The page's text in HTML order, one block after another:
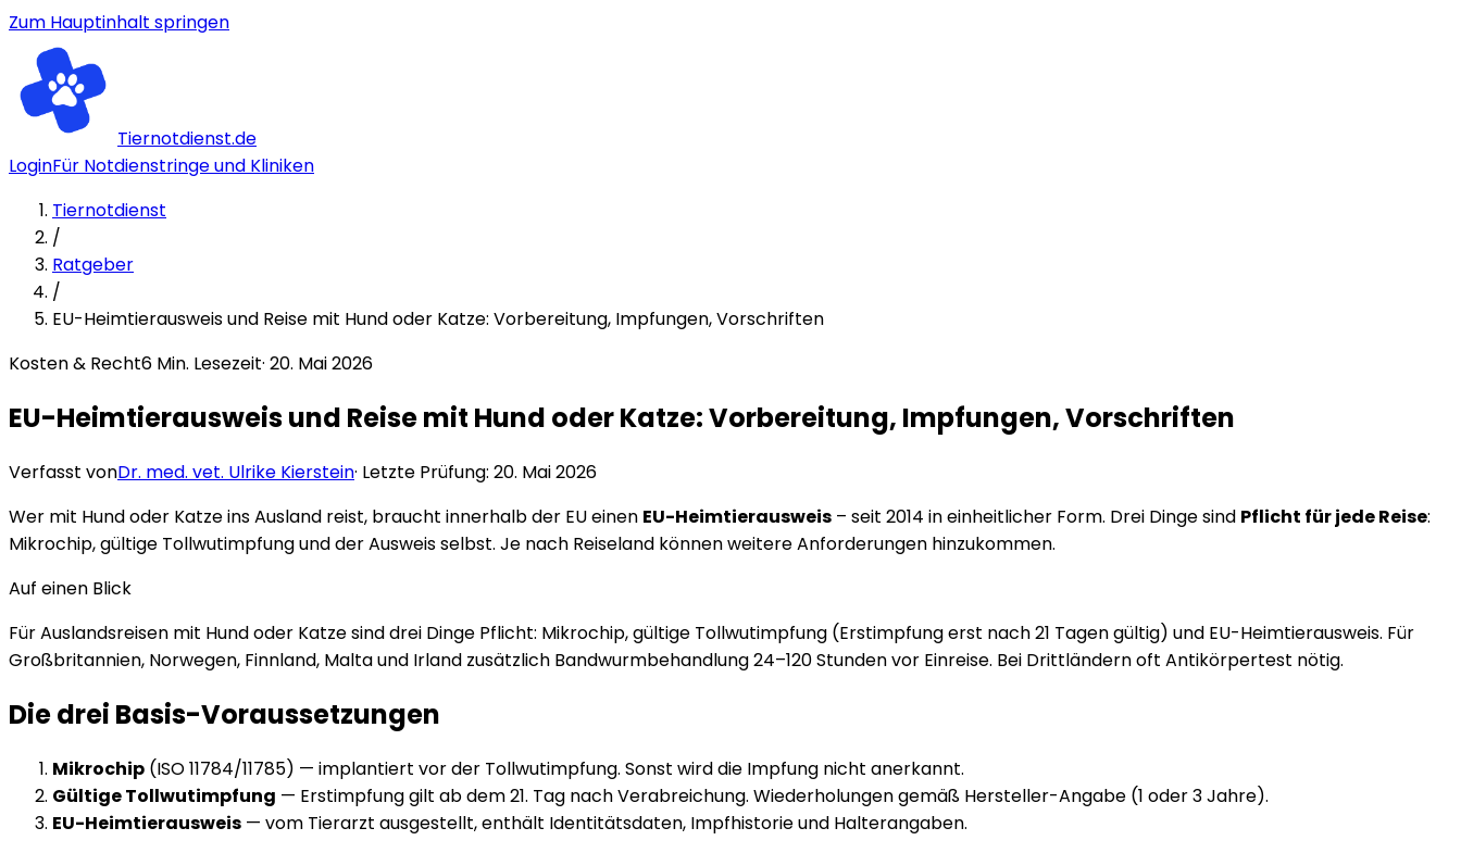
Zum Hauptinhalt springen
Tiernotdienst.de
LoginFür Notdienstringe und Kliniken
Tiernotdienst
/
Ratgeber
/
EU-Heimtierausweis und Reise mit Hund oder Katze: Vorbereitung, Impfungen, Vorschriften
Kosten & Recht6 Min. Lesezeit· 20. Mai 2026
EU-Heimtierausweis und Reise mit Hund oder Katze: Vorbereitung, Impfungen, Vorschriften
Verfasst vonDr. med. vet. Ulrike Kierstein· Letzte Prüfung: 20. Mai 2026
Wer mit Hund oder Katze ins Ausland reist, braucht innerhalb der EU einen EU-Heimtierausweis – seit 2014 in einheitlicher Form. Drei Dinge sind Pflicht für jede Reise:
Mikrochip, gültige Tollwutimpfung und der Ausweis selbst. Je nach Reiseland können weitere Anforderungen hinzukommen.
Auf einen Blick
Für Auslandsreisen mit Hund oder Katze sind drei Dinge Pflicht: Mikrochip, gültige Tollwutimpfung (Erstimpfung erst nach 21 Tagen gültig) und EU-Heimtierausweis. Für
Großbritannien, Norwegen, Finnland, Malta und Irland zusätzlich Bandwurmbehandlung 24–120 Stunden vor Einreise. Bei Drittländern oft Antikörpertest nötig.
Die drei Basis-Voraussetzungen
Mikrochip (ISO 11784/11785) — implantiert vor der Tollwutimpfung. Sonst wird die Impfung nicht anerkannt.
Gültige Tollwutimpfung — Erstimpfung gilt ab dem 21. Tag nach Verabreichung. Wiederholungen gemäß Hersteller-Angabe (1 oder 3 Jahre).
EU-Heimtierausweis — vom Tierarzt ausgestellt, enthält Identitätsdaten, Impfhistorie und Halterangaben.